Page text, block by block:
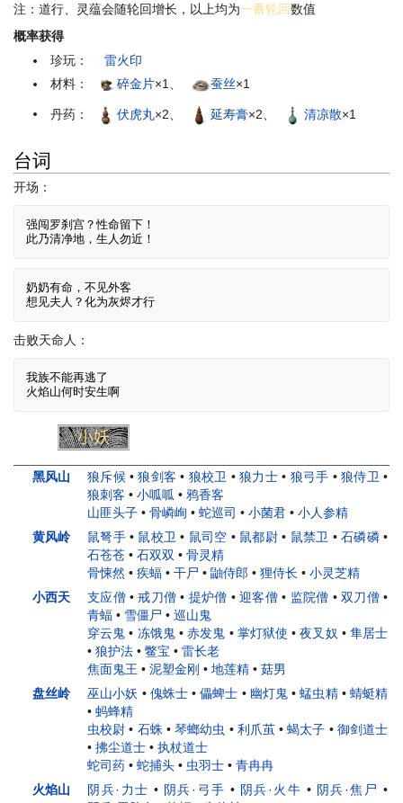
注：道行、灵蕴会随轮回增长，以上均为一番轮回数值
概率获得
珍玩：
雷火印
材料：
碎金片×1、 蚕丝×1
丹药： 伏虎丸×2、 延寿膏×2、 清凉散×1
台词
开场：
强闯罗刹宫？性命留下！
奶奶有命，不见外客
击败天命人：
我族不能再逃了
小妖
黑风山 狼斥候•狼剑客 • 狼校卫 •狼力士 • 狼弓手 • 狼侍卫 •
狼刺客 • 小呱呱 • 鸦香客
山匪头子 • 骨嶙峋 • 蛇巡司 • 小菌君 • 小人参精
黄风岭
鼠弩手• 鼠校卫 • 鼠司空 • 鼠都尉 • 鼠禁卫 • 石磷磷•
石苍苍 • 石双双 • 骨灵精
骨悚然 • 疾蝠 • 干尸 • 鼬侍郎 • 狸侍长 • 小灵芝精
小西天
支应僧•戒刀僧 • 提炉僧 •迎客僧 • 监院僧 • 双刀僧•
青蝠 • 雪僵尸 • 巡山鬼
穿云鬼 • 冻饿鬼•赤发鬼 • 掌灯狱使 •夜叉奴 • 隼居士
• 狼护法 • 鳖宝 • 雷长老
焦面鬼王 • 泥塑金刚 • 地莲精 • 菇男
盘丝岭
巫山小妖 • 傀蛛士•儡蜱士 • 幽灯鬼 •蜢虫精• 蜻蜓精
• 蚂蜂精
虫校尉 • 石蛛 • 琴螂幼虫 • 利爪茧•蝎太子 • 御剑道士
• 拂尘道士 • 执杖道士
蛇司药 • 蛇捕头 • 虫羽士 • 青冉冉
火焰山
阴兵·力士 • 阴兵·弓手 • 阴兵·火牛 • 阴兵·焦尸 •